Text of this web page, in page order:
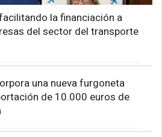
la financiación a
del sector del transporte
una nueva furgoneta
de 10.000 euros de